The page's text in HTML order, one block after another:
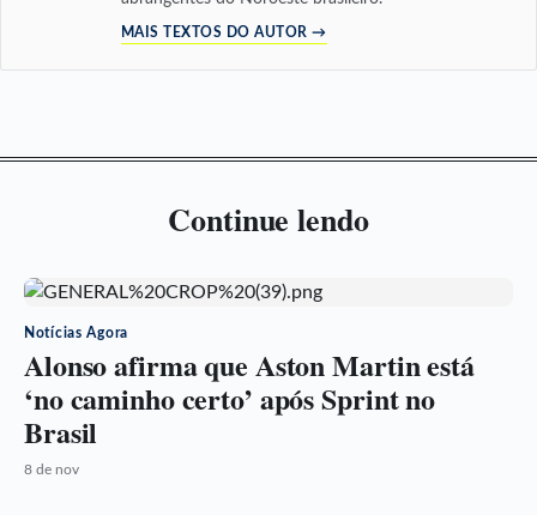
MAIS TEXTOS DO AUTOR →
Continue lendo
Notícias Agora
Alonso afirma que Aston Martin está
‘no caminho certo’ após Sprint no
Brasil
8 de nov